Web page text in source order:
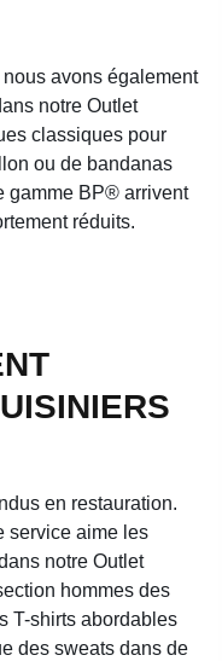
avons également
notre Outlet
classiques pour
ou de bandanas
gamme BP® arrivent
réduits.
en restauration.
service aime les
notre Outlet
hommes des
T-shirts abordables
des sweats dans de